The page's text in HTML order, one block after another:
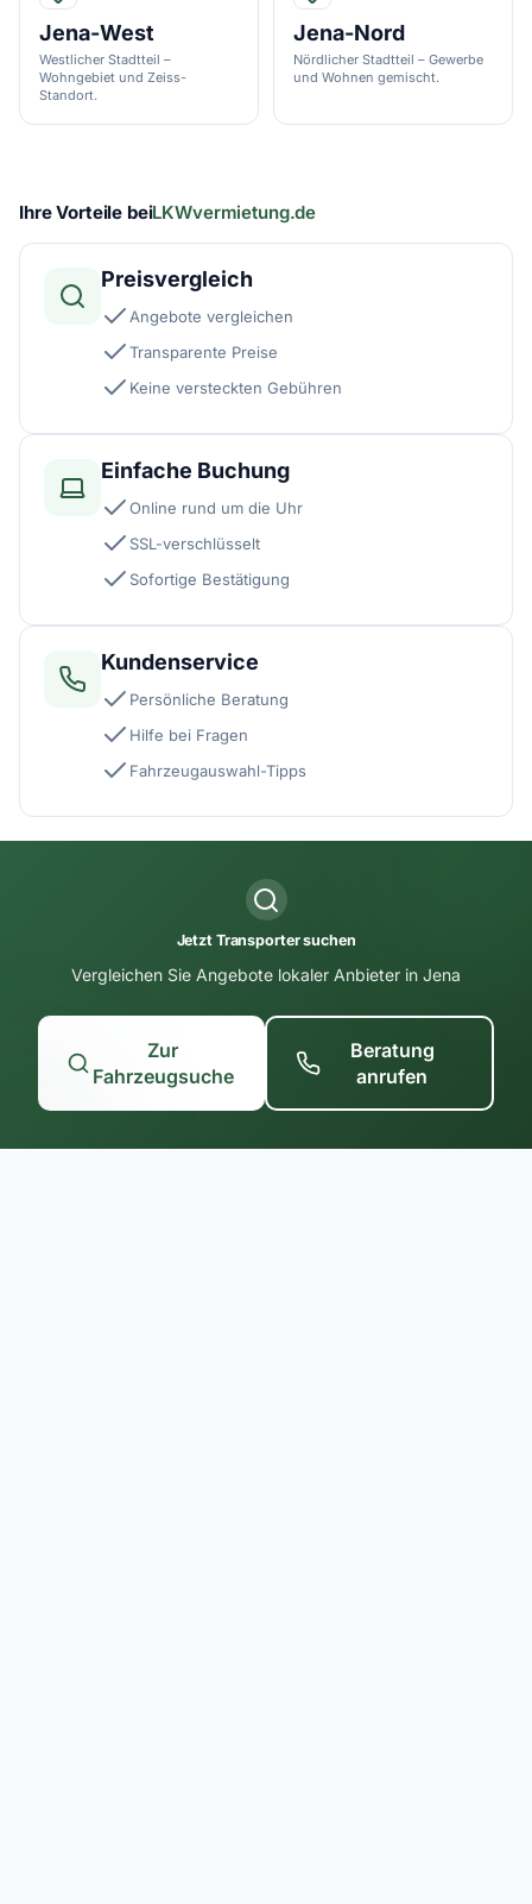
Jena-West
Westlicher Stadtteil –
Wohngebiet und Zeiss-
Standort.
Jena-Nord
Nördlicher Stadtteil – Gewerbe
und Wohnen gemischt.
Ihre Vorteile beiLKWvermietung.de
Preisvergleich
Angebote vergleichen
Transparente Preise
Keine versteckten Gebühren
Einfache Buchung
Online rund um die Uhr
SSL-verschlüsselt
Sofortige Bestätigung
Kundenservice
Persönliche Beratung
Hilfe bei Fragen
Fahrzeugauswahl-Tipps
Jetzt Transporter suchen
Vergleichen Sie Angebote lokaler Anbieter in Jena
Zur
Fahrzeugsuche
Beratung
anrufen